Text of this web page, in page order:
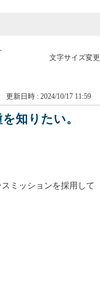
文字サイズ変更
更新日時 : 2024/10/17 11:59
知りたい。
ミッションを採用して